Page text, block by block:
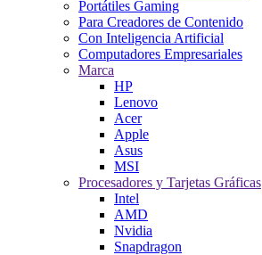
Portátiles Gaming
Para Creadores de Contenido
Con Inteligencia Artificial
Computadores Empresariales
Marca
HP
Lenovo
Acer
Apple
Asus
MSI
Procesadores y Tarjetas Gráficas
Intel
AMD
Nvidia
Snapdragon